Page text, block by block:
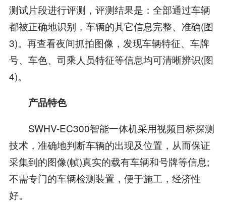
测试片段进行评测，评测结果是：全部通过车辆
都被正确地识别，车辆的其它信息完整、准确(图
3)。再查看夜间抓拍图像，发现车辆特征、车牌
号、车色、司乘人员特征等信息均可清晰辨识(图
4)。
产品特色
SWHV-EC300智能一体机采用视频目标探测
技术，准确地判断车辆的出现及位置，从而保证
采集到的图像(帧)真实的载有车辆和号牌等信息;
不需专门的车辆检测装置，便于施工，经济性
好。